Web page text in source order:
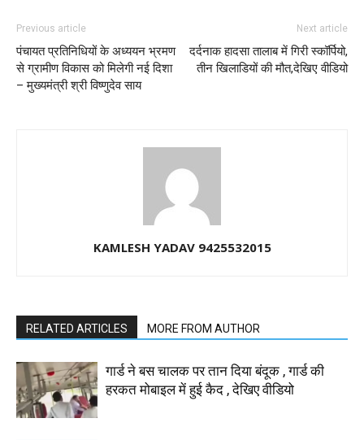
Previous article
पंचायत प्रतिनिधियों के अध्ययन भ्रमण
से ग्रामीण विकास को मिलेगी नई दिशा
– मुख्यमंत्री श्री विष्णुदेव साय
Next article
दर्दनाक हादसा तालाब में गिरी स्कॉर्पियो,
तीन खिलाडियों की मौत,देखिए वीडियो
KAMLESH YADAV 9425532015
RELATED ARTICLES MORE FROM AUTHOR
गार्ड ने बस चालक पर तान दिया बंदूक , गार्ड की
हरकत मोबाइल में हुई कैद , देखिए वीडियो